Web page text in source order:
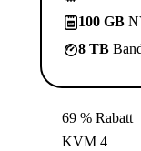
100 GB
8 TB
69 % Rabatt
KVM 4